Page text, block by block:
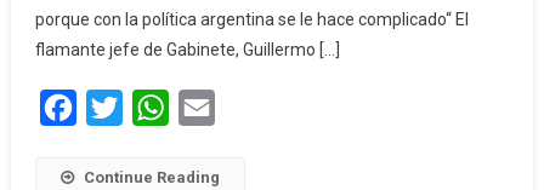
porque con la política argentina se le hace complicado“ El
flamante jefe de Gabinete, Guillermo […]
Facebook
Twitter WhatsApp
Continue Reading